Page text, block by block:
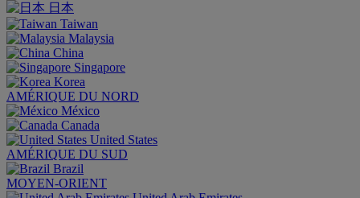
日本
Taiwan
Malaysia
China
Singapore
Korea
AMÉRIQUE DU NORD
México
Canada
United States
AMÉRIQUE DU SUD
Brazil
MOYEN-ORIENT